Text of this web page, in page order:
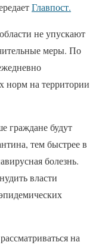
Главпост.
не упускают
меры. По
норм на территории
граждане будут
тем быстрее в
болезнь.
власти
на